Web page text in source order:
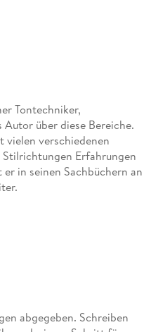
Tontechniker,
über diese Bereiche.
vielen verschiedenen
Erfahrungen
in seinen Sachbüchern an
abgegeben. Schreiben